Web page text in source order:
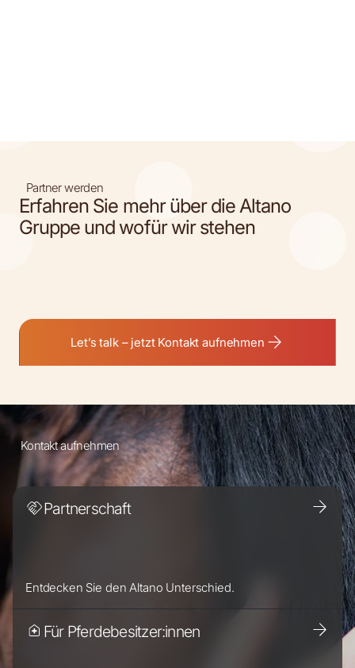
Partner werden
Erfahren Sie mehr über die Altano
Gruppe und wofür wir stehen
Let’s talk – jetzt Kontakt aufnehmen
Kontakt aufnehmen
Partnerschaft
Entdecken Sie den Altano Unterschied.
Für Pferdebesitzer:innen